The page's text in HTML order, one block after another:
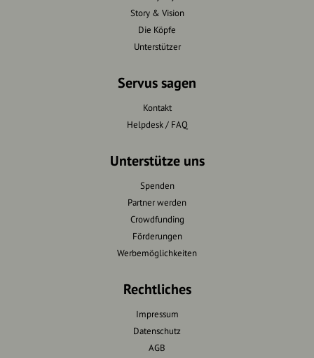
Story & Vision
Die Köpfe
Unterstützer
Servus sagen
Kontakt
Helpdesk / FAQ
Unterstütze uns
Spenden
Partner werden
Crowdfunding
Förderungen
Werbemöglichkeiten
Rechtliches
Impressum
Datenschutz
AGB